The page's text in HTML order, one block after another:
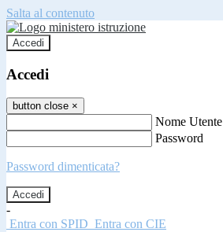
Salta al contenuto
Accedi
Accedi
button close ×
Nome Utente
Password
Password dimenticata?
-
Entra con SPID Entra con CIE